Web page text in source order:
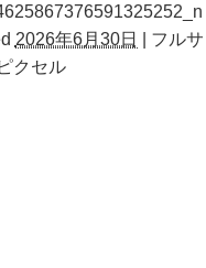
2026年6月30日
フルサ
ピクセル